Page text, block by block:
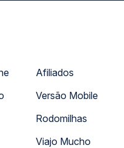
Afiliados
Versão Mobile
Rodomilhas
Viajo Mucho